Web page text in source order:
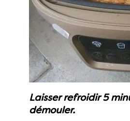
Laisser refroidir 5
démouler.